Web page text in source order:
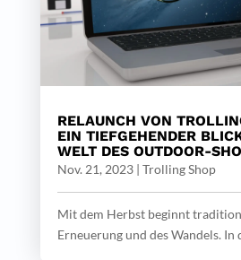
RELAUNCH VON
EIN TIEFGEHENDER
WELT DES OUTDOOR-
Nov. 21, 2023| Trolling Shop
Mit dem Herbst beginnt
Erneuerung und des Wandels. In